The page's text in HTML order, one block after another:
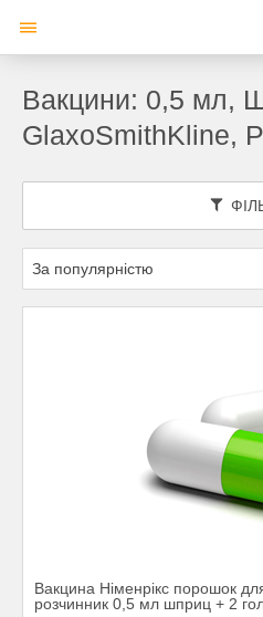
Вакцини: 0,5 мл,
GlaxoSmithKline,
Вакцина Німенрікс порошок
розчинник 0,5 мл шприц + 2